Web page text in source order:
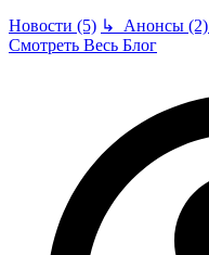
Новости (5) ↳ Анонсы (2)
Смотреть Весь Блог